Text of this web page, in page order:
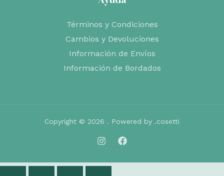
Términos y Condiciones
Cambios y Devoluciones
Información de Envíos
Información de Bordados
Copyright © 2026 . Powered by .cosetti